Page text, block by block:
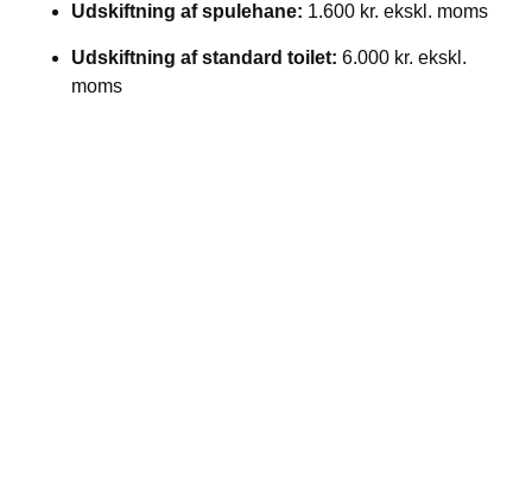
Udskiftning af spulehane: 1.600 kr. ekskl. moms
Udskiftning af standard toilet: 6.000 kr. ekskl.
moms